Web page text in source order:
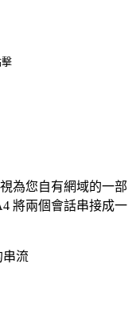
視為您自有網域的一部
將兩個會話串接成一
流